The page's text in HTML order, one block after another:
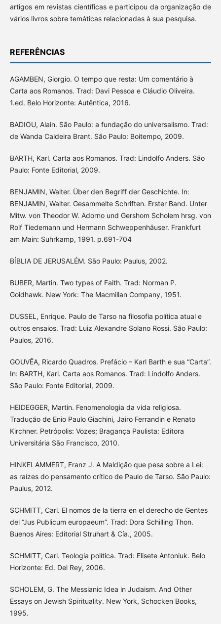
artigos em revistas científicas e participou da organização de
vários livros sobre temáticas relacionadas à sua pesquisa.
REFERÊNCIAS
AGAMBEN, Giorgio. O tempo que resta: Um comentário à
Carta aos Romanos. Trad: Davi Pessoa e Cláudio Oliveira.
1.ed. Belo Horizonte: Autêntica, 2016.
BADIOU, Alain. São Paulo: a fundação do universalismo. Trad:
de Wanda Caldeira Brant. São Paulo: Boitempo, 2009.
BARTH, Karl. Carta aos Romanos. Trad: Lindolfo Anders. São
Paulo: Fonte Editorial, 2009.
BENJAMIN, Walter. Über den Begriff der Geschichte. In:
BENJAMIN, Walter. Gesammelte Schriften. Erster Band. Unter
Mitw. von Theodor W. Adorno und Gershom Scholem hrsg. von
Rolf Tiedemann und Hermann Schweppenhäuser. Frankfurt
am Main: Suhrkamp, 1991. p.691-704
BÍBLIA DE JERUSALÉM. São Paulo: Paulus, 2002.
BUBER, Martin. Two types of Faith. Trad: Norman P.
Goidhawk. New York: The Macmillan Company, 1951.
DUSSEL, Enrique. Paulo de Tarso na filosofia política atual e
outros ensaios. Trad: Luiz Alexandre Solano Rossi. São Paulo:
Paulos, 2016.
GOUVÊA, Ricardo Quadros. Prefácio – Karl Barth e sua “Carta”.
In: BARTH, Karl. Carta aos Romanos. Trad: Lindolfo Anders.
São Paulo: Fonte Editorial, 2009.
HEIDEGGER, Martin. Fenomenologia da vida religiosa.
Tradução de Enio Paulo Giachini, Jairo Ferrandin e Renato
Kirchner. Petrópolis: Vozes; Bragança Paulista: Editora
Universitária São Francisco, 2010.
HINKELAMMERT, Franz J. A Maldição que pesa sobre a Lei:
as raízes do pensamento crítico de Paulo de Tarso. São Paulo:
Paulus, 2012.
SCHMITT, Carl. El nomos de la tierra en el derecho de Gentes
del “Jus Publicum europaeum”. Trad: Dora Schilling Thon.
Buenos Aires: Editorial Struhart & Cía., 2005.
SCHMITT, Carl. Teologia política. Trad: Elisete Antoniuk. Belo
Horizonte: Ed. Del Rey, 2006.
SCHOLEM, G. The Messianic Idea in Judaism. And Other
Essays on Jewish Spirituality. New York, Schocken Books,
1995.